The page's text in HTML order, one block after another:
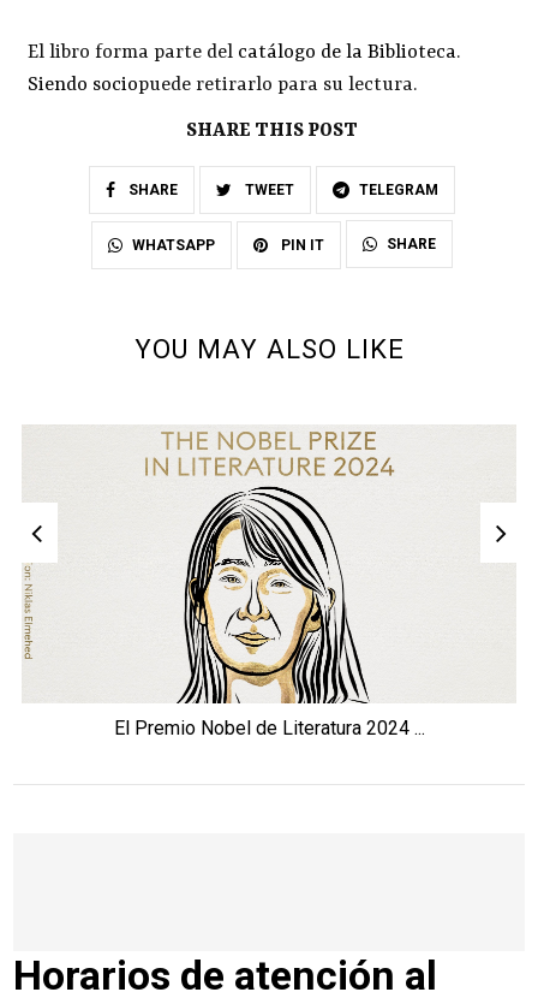
El libro forma parte del catálogo de la Biblioteca.
Siendo sociopuede retirarlo para su lectura.
SHARE THIS POST
SHARE TWEET TELEGRAM
WHATSAPP PIN IT SHARE
YOU MAY ALSO LIKE
El Premio Nobel de Literatura 2024 ...
Horarios de atención al